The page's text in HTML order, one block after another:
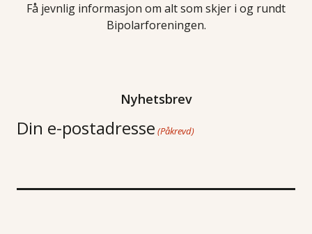
Få jevnlig informasjon om alt som skjer i og rundt
Bipolarforeningen.
Nyhetsbrev
Din e-postadresse (Påkrevd)